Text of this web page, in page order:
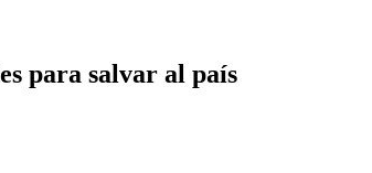
para salvar al país